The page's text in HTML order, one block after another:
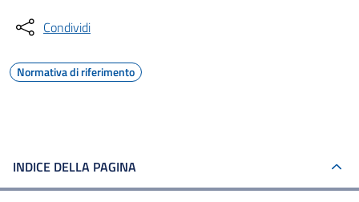
Condividi
Normativa di riferimento
INDICE DELLA PAGINA